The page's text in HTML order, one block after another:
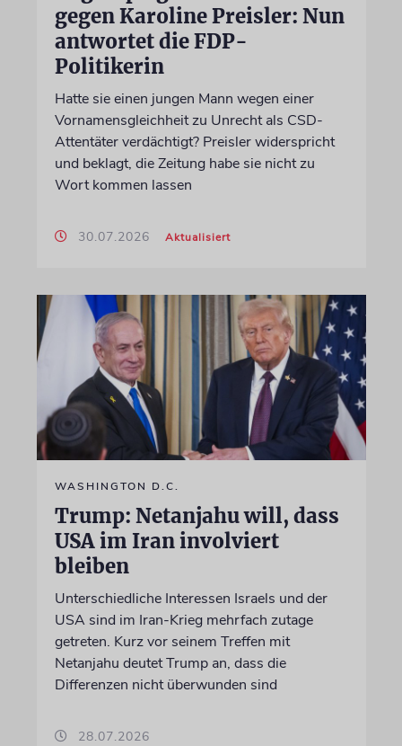
gegen Karoline Preisler: Nun
antwortet die FDP-
Politikerin
Hatte sie einen jungen Mann wegen einer
Vornamensgleichheit zu Unrecht als CSD-
Attentäter verdächtigt? Preisler widerspricht
und beklagt, die Zeitung habe sie nicht zu
Wort kommen lassen
30.07.2026 Aktualisiert
WASHINGTON D.C.
Trump: Netanjahu will, dass
USA im Iran involviert
bleiben
Unterschiedliche Interessen Israels und der
USA sind im Iran-Krieg mehrfach zutage
getreten. Kurz vor seinem Treffen mit
Netanjahu deutet Trump an, dass die
Differenzen nicht überwunden sind
28.07.2026